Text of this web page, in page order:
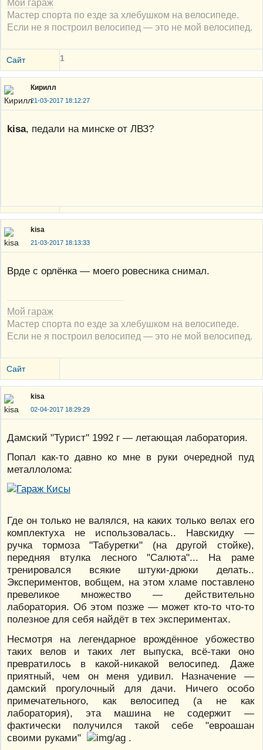
Мой гараж
Мастер спорта по езде за хлебушком на велосипеде.
Если не я построил велосипед — это не мой велосипед.
Сайт 1
Кирилл
21-03-2017 18:12:27
kisa, педали на минске от ЛВЗ?
kisa
21-03-2017 18:13:33
Врде с орлёнка — моего ровесника снимал.
Мой гараж
Мастер спорта по езде за хлебушком на велосипеде.
Если не я построил велосипед — это не мой велосипед.
Сайт
kisa
02-04-2017 18:29:29
Дамский "Турист" 1992 г — летающая лаборатория.
Попал как-то давно ко мне в руки очередной пуд
металлолома:
Где он только не валялся, на каких только велах его
комплектуха не использовалась.. Навскидку —
ручка тормоза "Табуретки" (на другой стойке),
передняя втулка лесного "Салюта"... На раме
тренировался всякие штуки-дрюки делать..
Экспериментов, вобщем, на этом хламе поставлено
превеликое множество — действительно
лаборатория. Об этом позже — может кто-то что-то
полезное для себя найдёт в тех экспериментах.
Несмотря на легендарное врождённое убожество
таких велов и таких лет выпуска, всё-таки оно
превратилось в какой-никакой велосипед. Даже
приятный, чем он меня удивил. Назначение —
дамский прогулочный для дачи. Ничего особо
примечательного, как велосипед (а не как
лаборатория), эта машина не содержит —
фактически получился такой себе "евроашан
своими руками"
.